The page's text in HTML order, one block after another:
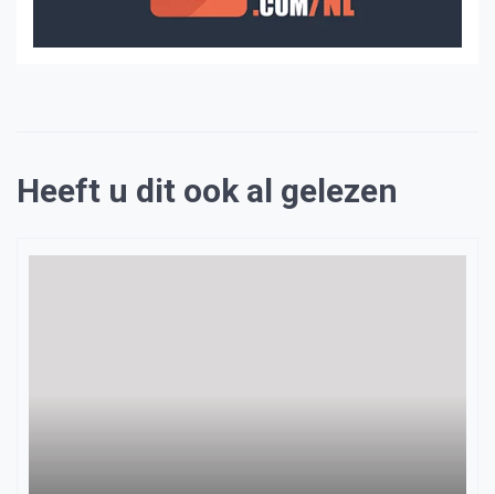
Heeft u dit ook al gelezen